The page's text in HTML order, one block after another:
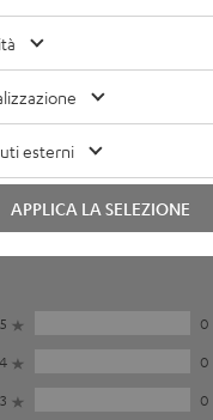
5
0
4
0
3
0
esterni
APPLICA LA SELEZIONE